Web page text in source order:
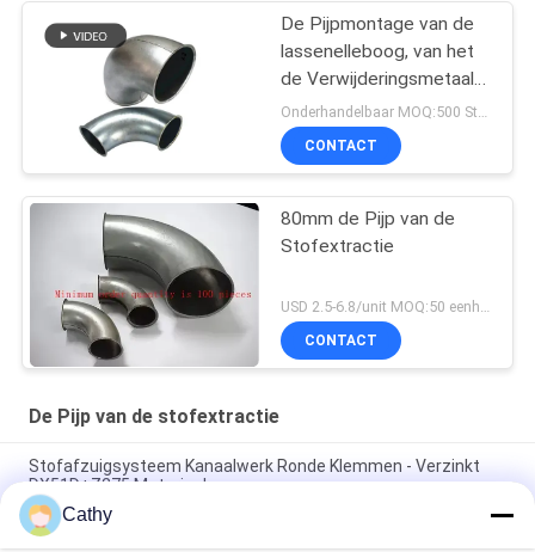
De Pijpmontage van de
lassenelleboog, van het
de Verwijderingsmetaal
van het de Industriestof
de Pijp van de het
Stofinzameling
CONTACT
80mm de Pijp van de
Stofextractie
CONTACT
De Pijp van de stofextractie
Stofafzuigsysteem Kanaalwerk Ronde Klemmen - Verzinkt
DX51D+Z275 Materiaal
Gegalvaniseerde ronde kegel top schoorsteen dop met
Cathy